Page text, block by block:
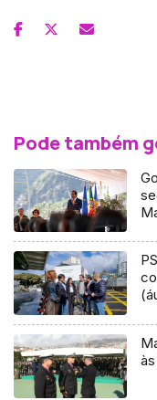
Pode também